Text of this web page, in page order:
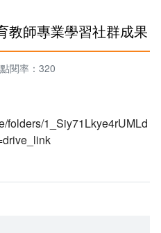
教師專業學習社群成果
點閱率：320
folders/1_Siy71Lkye4rUMLd